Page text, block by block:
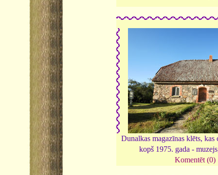
Dunalkas magazīnas klēts, kas
kopš 1975. gada -
Komentēt (0)